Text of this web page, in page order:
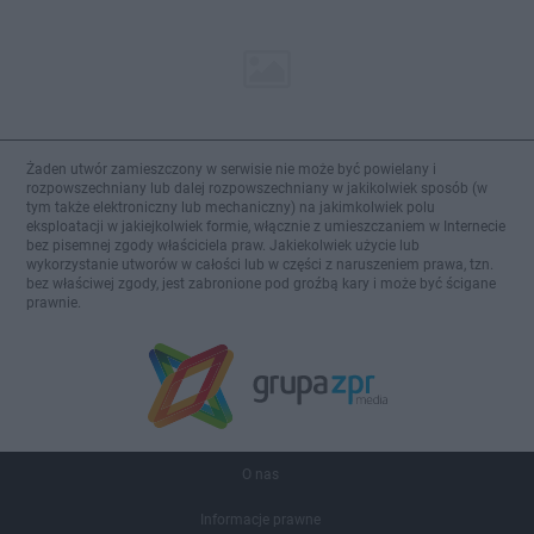
Żaden utwór zamieszczony w serwisie nie może być powielany i
rozpowszechniany lub dalej rozpowszechniany w jakikolwiek sposób (w
tym także elektroniczny lub mechaniczny) na jakimkolwiek polu
eksploatacji w jakiejkolwiek formie, włącznie z umieszczaniem w Internecie
bez pisemnej zgody właściciela praw. Jakiekolwiek użycie lub
wykorzystanie utworów w całości lub w części z naruszeniem prawa, tzn.
bez właściwej zgody, jest zabronione pod groźbą kary i może być ścigane
prawnie.
O nas
Informacje prawne